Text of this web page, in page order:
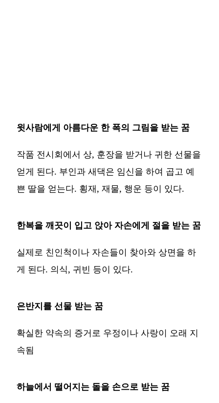
윗사람에게 아름다운 한 폭의 그림을 받는 꿈
작품 전시회에서 상, 훈장을 받거나 귀한 선물을
얻게 된다. 부인과 새댁은 임신을 하여 곱고 예
쁜 딸을 얻는다. 횡재, 재물, 행운 등이 있다.
한복을 깨끗이 입고 앉아 자손에게 절을 받는 꿈
실제로 친인척이나 자손들이 찾아와 상면을 하
게 된다. 의식, 귀빈 등이 있다.
은반지를 선물 받는 꿈
확실한 약속의 증거로 우정이나 사랑이 오래 지
속됨
하늘에서 떨어지는 돌을 손으로 받는 꿈